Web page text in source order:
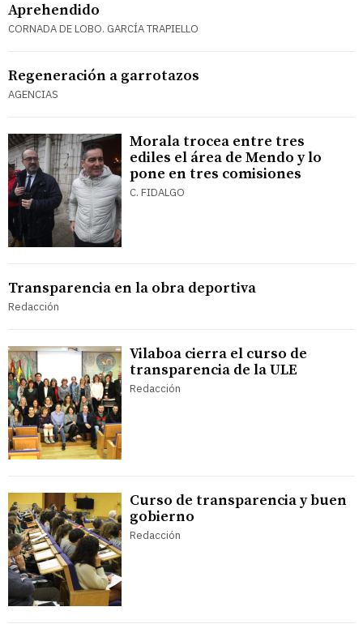
Aprehendido
CORNADA DE LOBO. GARCÍA TRAPIELLO
Regeneración a garrotazos
AGENCIAS
Morala trocea entre tres
ediles el área de Mendo y lo
pone en tres comisiones
C. FIDALGO
Transparencia en la obra deportiva
Redacción
Vilaboa cierra el curso de
transparencia de la ULE
Redacción
Curso de transparencia y buen
gobierno
Redacción